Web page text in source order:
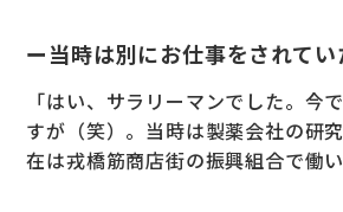
ー当時は別にお仕事をされてい
「はい、サラリーマンでした。今
すが（笑）。当時は製薬会社の研
在は戎橋筋商店街の振興組合で働い